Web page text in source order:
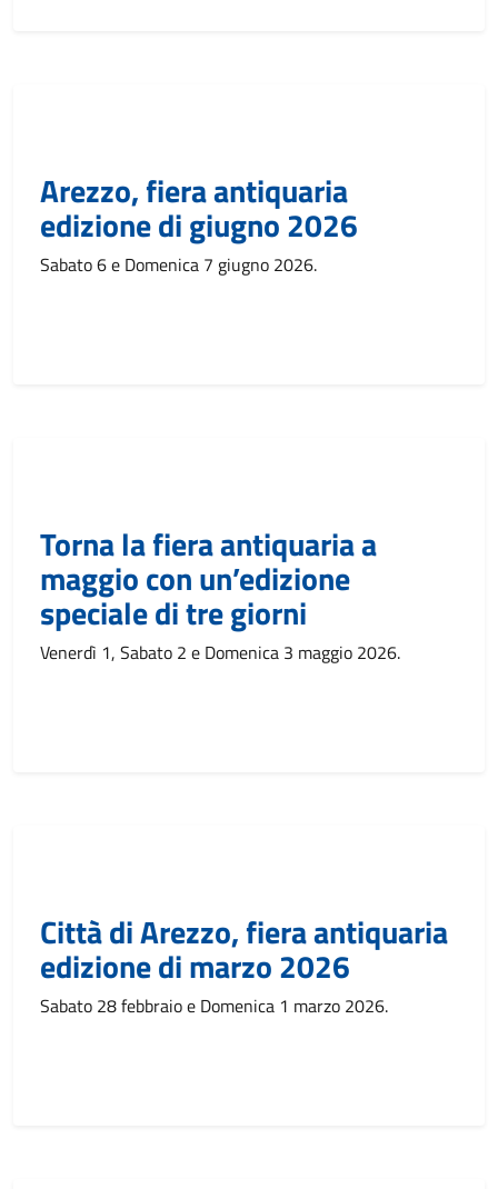
Arezzo, fiera antiquaria
edizione di giugno 2026
Sabato 6 e Domenica 7 giugno 2026.
Torna la fiera antiquaria a
maggio con un’edizione
speciale di tre giorni
Venerdì 1, Sabato 2 e Domenica 3 maggio 2026.
Città di Arezzo, fiera antiquaria
edizione di marzo 2026
Sabato 28 febbraio e Domenica 1 marzo 2026.